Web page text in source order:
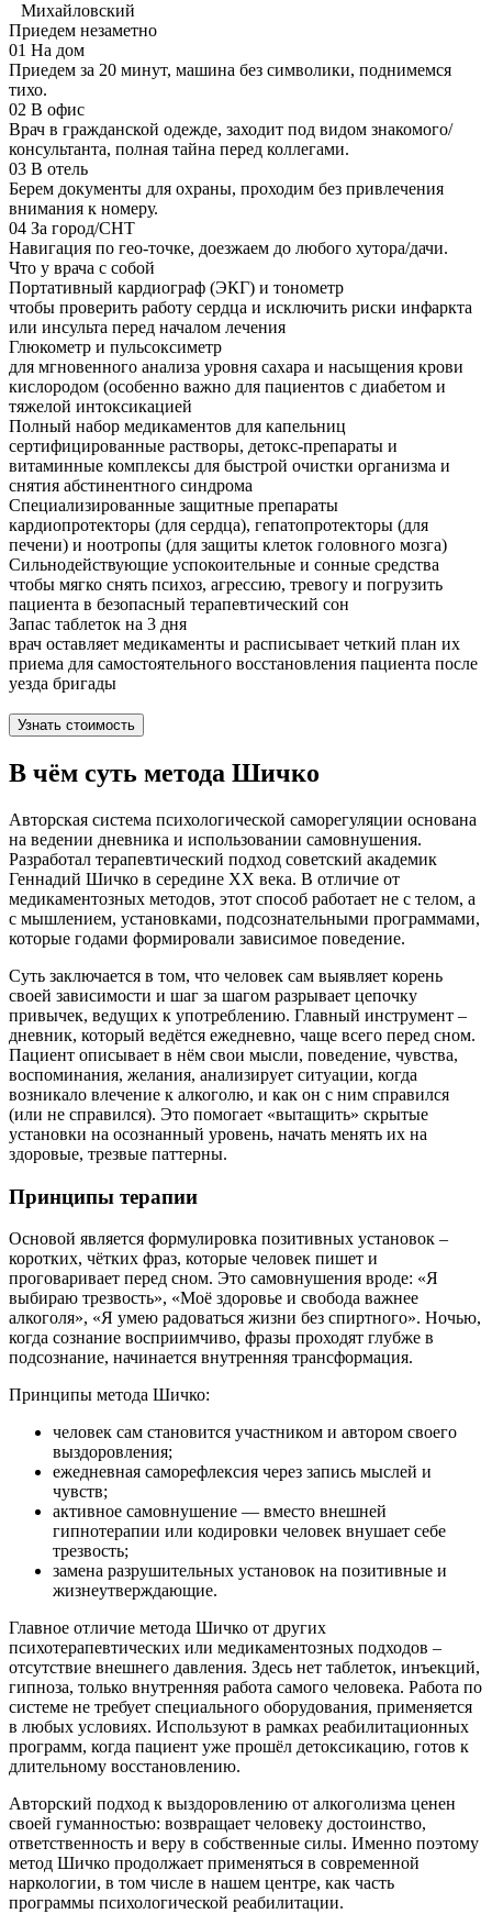
Михайловский
Приедем незаметно
01 На дом
Приедем за 20 минут, машина без символики, поднимемся
тихо.
02 В офис
Врач в гражданской одежде, заходит под видом знакомого/
консультанта, полная тайна перед коллегами.
03 В отель
Берем документы для охраны, проходим без привлечения
внимания к номеру.
04 За город/СНТ
Навигация по гео-точке, доезжаем до любого хутора/дачи.
Что у врача с собой
Портативный кардиограф (ЭКГ) и тонометр
чтобы проверить работу сердца и исключить риски инфаркта
или инсульта перед началом лечения
Глюкометр и пульсоксиметр
для мгновенного анализа уровня сахара и насыщения крови
кислородом (особенно важно для пациентов с диабетом и
тяжелой интоксикацией
Полный набор медикаментов для капельниц
сертифицированные растворы, детокс-препараты и
витаминные комплексы для быстрой очистки организма и
снятия абстинентного синдрома
Специализированные защитные препараты
кардиопротекторы (для сердца), гепатопротекторы (для
печени) и ноотропы (для защиты клеток головного мозга)
Сильнодействующие успокоительные и сонные средства
чтобы мягко снять психоз, агрессию, тревогу и погрузить
пациента в безопасный терапевтический сон
Запас таблеток на 3 дня
врач оставляет медикаменты и расписывает четкий план их
приема для самостоятельного восстановления пациента после
уезда бригады
Узнать стоимость
В чём суть метода Шичко
Авторская система психологической саморегуляции основана
на ведении дневника и использовании самовнушения.
Разработал терапевтический подход советский академик
Геннадий Шичко в середине XX века. В отличие от
медикаментозных методов, этот способ работает не с телом, а
с мышлением, установками, подсознательными программами,
которые годами формировали зависимое поведение.
Суть заключается в том, что человек сам выявляет корень
своей зависимости и шаг за шагом разрывает цепочку
привычек, ведущих к употреблению. Главный инструмент –
дневник, который ведётся ежедневно, чаще всего перед сном.
Пациент описывает в нём свои мысли, поведение, чувства,
воспоминания, желания, анализирует ситуации, когда
возникало влечение к алкоголю, и как он с ним справился
(или не справился). Это помогает «вытащить» скрытые
установки на осознанный уровень, начать менять их на
здоровые, трезвые паттерны.
Принципы терапии
Основой является формулировка позитивных установок –
коротких, чётких фраз, которые человек пишет и
проговаривает перед сном. Это самовнушения вроде: «Я
выбираю трезвость», «Моё здоровье и свобода важнее
алкоголя», «Я умею радоваться жизни без спиртного». Ночью,
когда сознание восприимчиво, фразы проходят глубже в
подсознание, начинается внутренняя трансформация.
Принципы метода Шичко:
человек сам становится участником и автором своего
выздоровления;
ежедневная саморефлексия через запись мыслей и
чувств;
активное самовнушение — вместо внешней
гипнотерапии или кодировки человек внушает себе
трезвость;
замена разрушительных установок на позитивные и
жизнеутверждающие.
Главное отличие метода Шичко от других
психотерапевтических или медикаментозных подходов –
отсутствие внешнего давления. Здесь нет таблеток, инъекций,
гипноза, только внутренняя работа самого человека. Работа по
системе не требует специального оборудования, применяется
в любых условиях. Используют в рамках реабилитационных
программ, когда пациент уже прошёл детоксикацию, готов к
длительному восстановлению.
Авторский подход к выздоровлению от алкоголизма ценен
своей гуманностью: возвращает человеку достоинство,
ответственность и веру в собственные силы. Именно поэтому
метод Шичко продолжает применяться в современной
наркологии, в том числе в нашем центре, как часть
программы психологической реабилитации.